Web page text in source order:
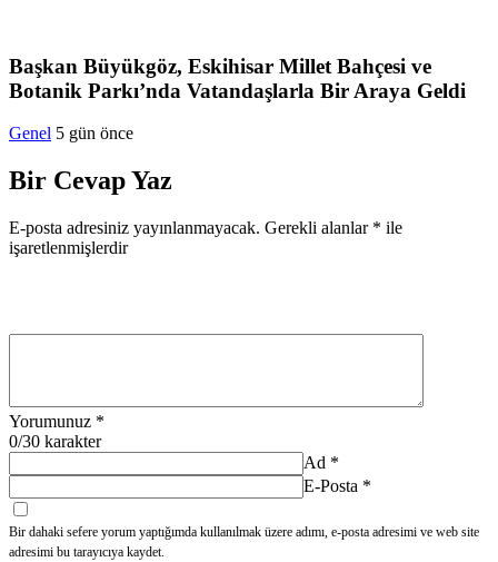
Başkan Büyükgöz, Eskihisar Millet Bahçesi ve
Botanik Parkı’nda Vatandaşlarla Bir Araya Geldi
Genel 5 gün önce
Bir Cevap Yaz
E-posta adresiniz yayınlanmayacak. Gerekli alanlar * ile
işaretlenmişlerdir
Yorumunuz *
0/30 karakter
Ad *
E-Posta *
Bir dahaki sefere yorum yaptığımda kullanılmak üzere adımı, e-posta adresimi ve web site
adresimi bu tarayıcıya kaydet.